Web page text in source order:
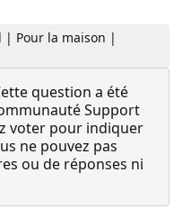
| Pour la maison |
question a été
Support
voter pour indiquer
ne pouvez pas
ou de réponses ni